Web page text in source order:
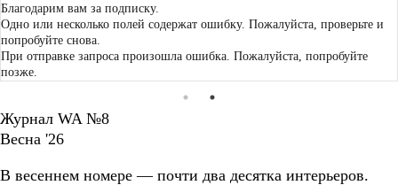
Благодарим вам за подписку.
Одно или несколько полей содержат ошибку. Пожалуйста, проверьте и
попробуйте снова.
При отправке запроса произошла ошибка. Пожалуйста, попробуйте
позже.
Журнал WA №8
Весна '26
В весеннем номере — почти два десятка интерьеров.